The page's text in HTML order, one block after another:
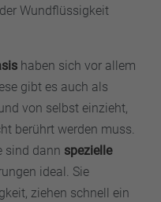
Wundflüssigkeit
haben sich vor allem
gibt es auch als
von selbst einzieht,
berührt werden muss.
sind dann spezielle
ideal. Sie
ziehen schnell ein